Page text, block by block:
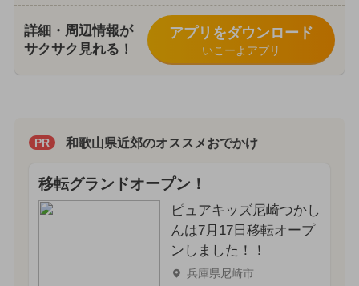
詳細・周辺情報が
サクサク見れる！
アプリをダウンロード
いこーよアプリ
PR 和歌山県近郊のオススメおでかけ
移転グランドオープン！
ピュアキッズ尼崎つかし
んは7月17日移転オープ
ンしました！！
兵庫県尼崎市